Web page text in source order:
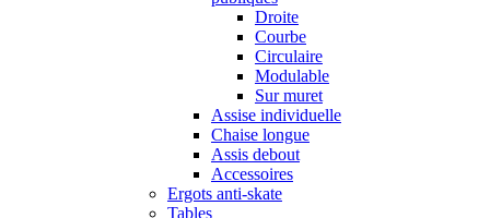
Droite
Courbe
Circulaire
Modulable
Sur muret
Assise individuelle
Chaise longue
Assis debout
Accessoires
Ergots anti-skate
Tables